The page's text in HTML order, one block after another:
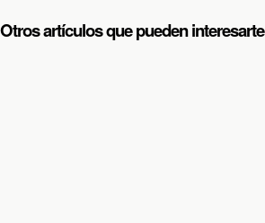
Otros artículos que pueden interesarte